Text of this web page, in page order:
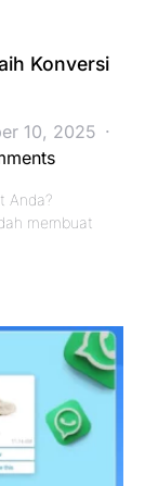
Konversi
10, 2025
Anda?
membuat